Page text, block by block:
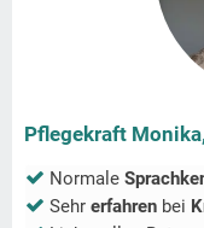
Pflegekraft
Normale
Sehr erfahren bei